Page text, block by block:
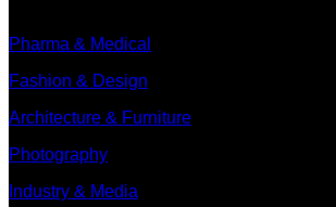
Pharma & Medical
Fashion & Design
Architecture & Furniture
Photography
Industry & Media